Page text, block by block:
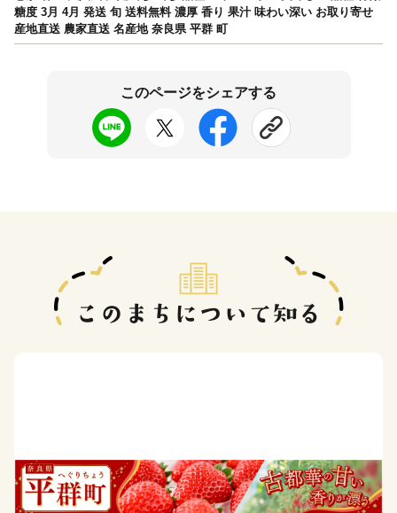
糖度 3月 4月 発送 旬 送料無料 濃厚 香り 果汁 味わい深い お取り寄せ
産地直送 農家直送 名産地 奈良県 平群 町
このページをシェアする